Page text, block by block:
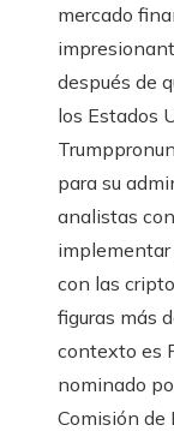
mercado
después de
los Estados
para su
analistas
con las
figuras más
contexto es
nominado
Comisión de